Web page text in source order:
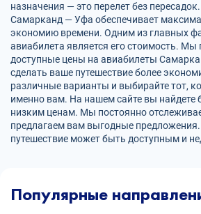
назначения — это перелет без
Самарканд — Уфа обеспечивает
экономию времени. Одним из главных
авиабилета является его стоимость. Мы
доступные цены на авиабилеты
сделать ваше путешествие более
различные варианты и выбирайте тот,
именно вам. На нашем сайте вы
низким ценам. Мы постоянно
предлагаем вам выгодные
путешествие может быть доступным и
Популярные